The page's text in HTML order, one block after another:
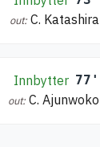
out: C. Katashira
Innbytter 77'
out: C. Ajunwoko